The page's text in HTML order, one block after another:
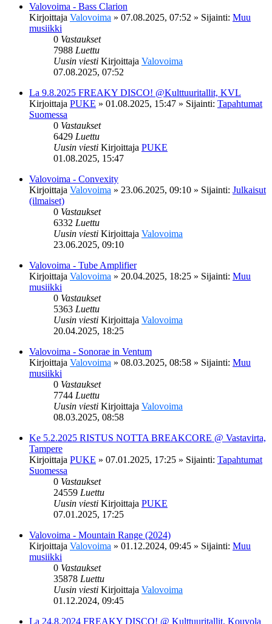
Valovoima - Bass Clarion
Kirjoittaja Valovoima » 07.08.2025, 07:52 » Sijainti: Muu
musiikki
0 Vastaukset
7988 Luettu
Uusin viesti Kirjoittaja Valovoima
07.08.2025, 07:52
La 9.8.2025 FREAKY DISCO! @Kulttuuritallit, KVL
Kirjoittaja PUKE » 01.08.2025, 15:47 » Sijainti: Tapahtumat
Suomessa
0 Vastaukset
6429 Luettu
Uusin viesti Kirjoittaja PUKE
01.08.2025, 15:47
Valovoima - Convexity
Kirjoittaja Valovoima » 23.06.2025, 09:10 » Sijainti: Julkaisut
(ilmaiset)
0 Vastaukset
6332 Luettu
Uusin viesti Kirjoittaja Valovoima
23.06.2025, 09:10
Valovoima - Tube Amplifier
Kirjoittaja Valovoima » 20.04.2025, 18:25 » Sijainti: Muu
musiikki
0 Vastaukset
5363 Luettu
Uusin viesti Kirjoittaja Valovoima
20.04.2025, 18:25
Valovoima - Sonorae in Ventum
Kirjoittaja Valovoima » 08.03.2025, 08:58 » Sijainti: Muu
musiikki
0 Vastaukset
7744 Luettu
Uusin viesti Kirjoittaja Valovoima
08.03.2025, 08:58
Ke 5.2.2025 RISTUS NOTTA BREAKCORE @ Vastavirta,
Tampere
Kirjoittaja PUKE » 07.01.2025, 17:25 » Sijainti: Tapahtumat
Suomessa
0 Vastaukset
24559 Luettu
Uusin viesti Kirjoittaja PUKE
07.01.2025, 17:25
Valovoima - Mountain Range (2024)
Kirjoittaja Valovoima » 01.12.2024, 09:45 » Sijainti: Muu
musiikki
0 Vastaukset
35878 Luettu
Uusin viesti Kirjoittaja Valovoima
01.12.2024, 09:45
La 24.8.2024 FREAKY DISCO! @ Kulttuuritallit, Kouvola